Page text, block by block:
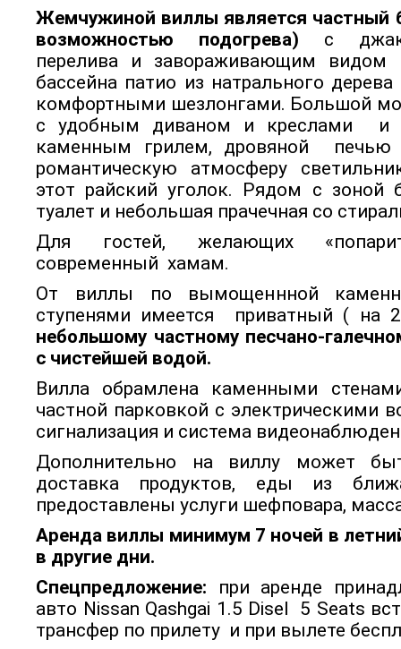
Жемчужиной виллы является частный
возможностью подогрева) с
перелива и завораживающим видом
бассейна патио из натрального
комфортными шезлонгами. Большой
с удобным диваном и креслами и
каменным грилем, дровяной
романтическую атмосферу
этот райский уголок. Рядом с зоной
туалет и небольшая прачечная со
Для гостей, желающих
современный хамам.
От виллы по вымощеннной
ступенями имеется приватный ( на
небольшому частному песчано-
с чистейшей водой.
Вилла обрамлена каменными
частной парковкой с электрическими
сигнализация и система
Дополнительно на виллу может
доставка продуктов, еды из
предоставлены услуги шефповара,
Аренда виллы минимум 7 ночей в
в другие дни.
Спецпредложение: при аренде
авто Nissan Qashgai 1.5 Disel 5 Seats
трансфер по прилету и при вылете